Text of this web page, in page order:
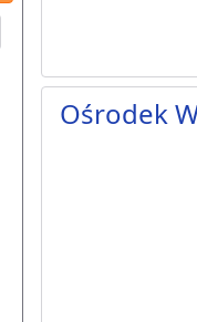
Ośrodek